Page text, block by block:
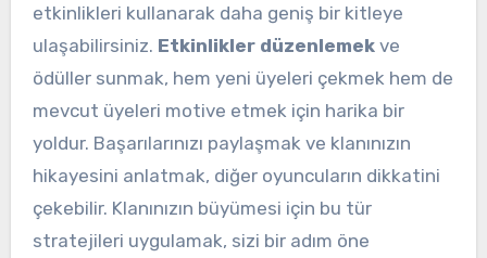
etkinlikleri kullanarak daha geniş bir kitleye
ulaşabilirsiniz. Etkinlikler düzenlemekve
ödüller sunmak, hem yeni üyeleri çekmek hem de
mevcut üyeleri motive etmek için harika bir
yoldur. Başarılarınızı paylaşmak ve klanınızın
hikayesini anlatmak, diğer oyuncuların dikkatini
çekebilir. Klanınızın büyümesi için bu tür
stratejileri uygulamak, sizi bir adım öne